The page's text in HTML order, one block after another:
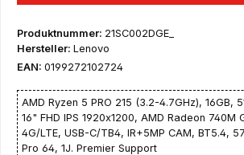
Produktnummer: 21SC002DGE_
Hersteller: Lenovo
EAN: 0199272102724
AMD Ryzen 5 PRO 215 (3.2-4.7GHz), 16GB,
16" FHD IPS 1920x1200, AMD Radeon 740M
4G/LTE, USB-C/TB4, IR+5MP CAM, BT5.4,
Pro 64, 1J. Premier Support